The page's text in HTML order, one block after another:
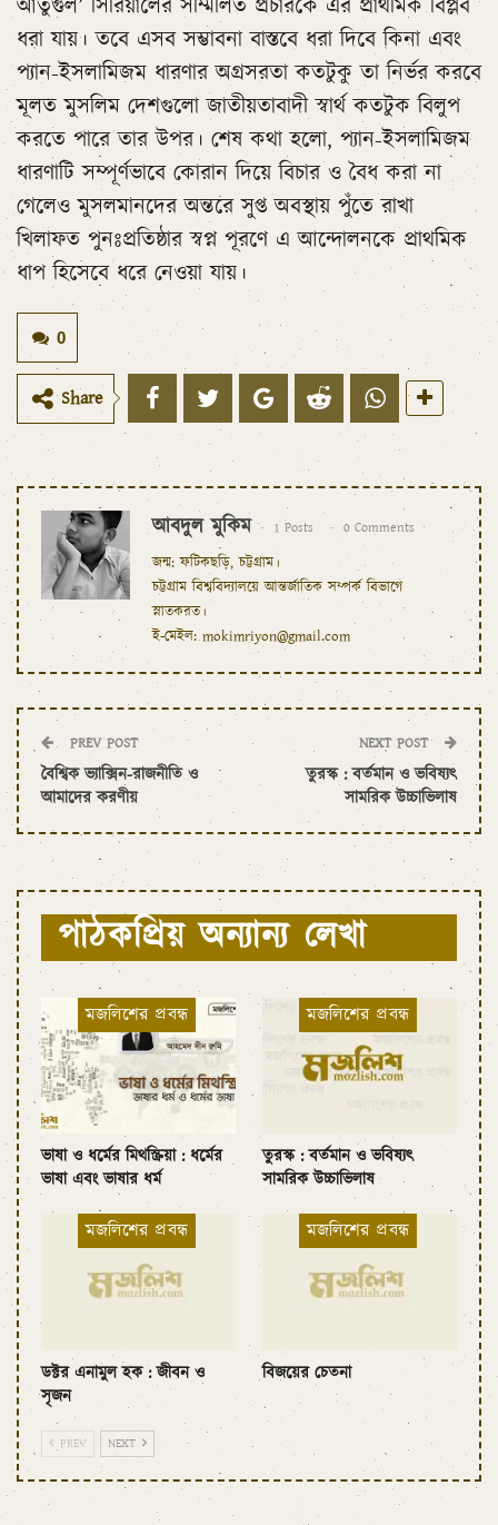
আর্তুগুল’ সিরিয়ালের সম্মিলিত প্রচারকে এর প্রাথমিক বিপ্লব
ধরা যায়। তবে এসব সম্ভাবনা বাস্তবে ধরা দিবে কিনা এবং
প্যান-ইসলামিজম ধারণার অগ্রসরতা কতটুকু তা নির্ভর করবে
মূলত মুসলিম দেশগুলো জাতীয়তাবাদী স্বার্থ কতটুক বিলুপ
করতে পারে তার উপর। শেষ কথা হলো, প্যান-ইসলামিজম
ধারণাটি সম্পূর্ণভাবে কোরান দিয়ে বিচার ও বৈধ করা না
গেলেও মুসলমানদের অন্তরে সুপ্ত অবস্থায় পুঁতে রাখা
খিলাফত পুনঃপ্রতিষ্ঠার স্বপ্ন পূরণে এ আন্দোলনকে প্রাথমিক
ধাপ হিসেবে ধরে নেওয়া যায়।
0
Share
আবদুল মুকিম 1 Posts 0 Comments
জন্ম: ফটিকছড়ি, চট্টগ্রাম।
চট্টগ্রাম বিশ্ববিদ্যালয়ে আন্তর্জাতিক সম্পর্ক বিভাগে
স্নাতকরত।
ই-মেইল: mokimriyon@gmail.com
PREV POST
বৈশ্বিক ভ্যাক্সিন-রাজনীতি ও
আমাদের করণীয়
NEXT POST
তুরস্ক : বর্তমান ও ভবিষ্যৎ
সামরিক উচ্চাভিলাষ
পাঠকপ্রিয় অন্যান্য লেখা
মজলিশের প্রবন্ধ
ভাষা ও ধর্মের মিথস্ক্রিয়া : ধর্মের
ভাষা এবং ভাষার ধর্ম
মজলিশের প্রবন্ধ
তুরস্ক : বর্তমান ও ভবিষ্যৎ
সামরিক উচ্চাভিলাষ
মজলিশের প্রবন্ধ
ডক্টর এনামুল হক : জীবন ও
সৃজন
মজলিশের প্রবন্ধ
বিজয়ের চেতনা
PREV NEXT